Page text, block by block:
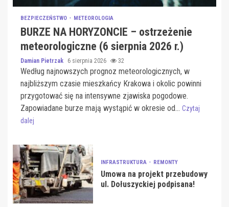
BEZPIECZEŃSTWO METEOROLOGIA
BURZE NA HORYZONCIE – ostrzeżenie
meteorologiczne (6 sierpnia 2026 r.)
Damian Pietrzak 6 sierpnia 2026 32
Według najnowszych prognoz meteorologicznych, w
najbliższym czasie mieszkańcy Krakowa i okolic powinni
przygotować się na intensywne zjawiska pogodowe.
Zapowiadane burze mają wystąpić w okresie od... Czytaj
dalej
INFRASTRUKTURA REMONTY
Umowa na projekt przebudowy
ul. Dołuszyckiej podpisana!